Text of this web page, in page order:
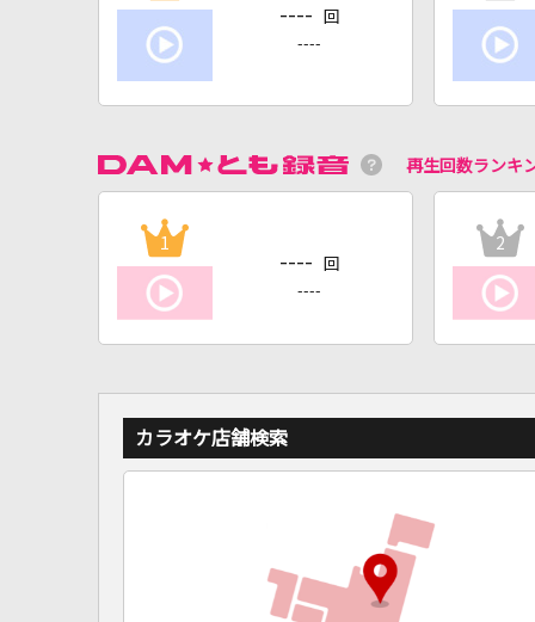
---- 回
----
再生回数ランキ
1
---- 回
----
2
カラオケ店舗検索